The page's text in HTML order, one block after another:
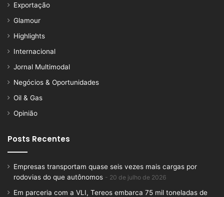
Exportação
Glamour
Highlights
Internacional
Jornal Multimodal
Negócios & Oportunidades
Oil & Gas
Opinião
Posts Recentes
Empresas transportam quase seis vezes mais cargas por
rodovias do que autônomos
20 de julho de 2026
Em parceria com a VLI, Tereos embarca 75 mil toneladas de